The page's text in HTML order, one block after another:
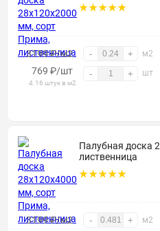
3199 ₽/м2 - + м2
769 ₽/шт
4.16 штук в м2
- + шт
Палубная доска
лиственница
3199 ₽/м2 - + м2